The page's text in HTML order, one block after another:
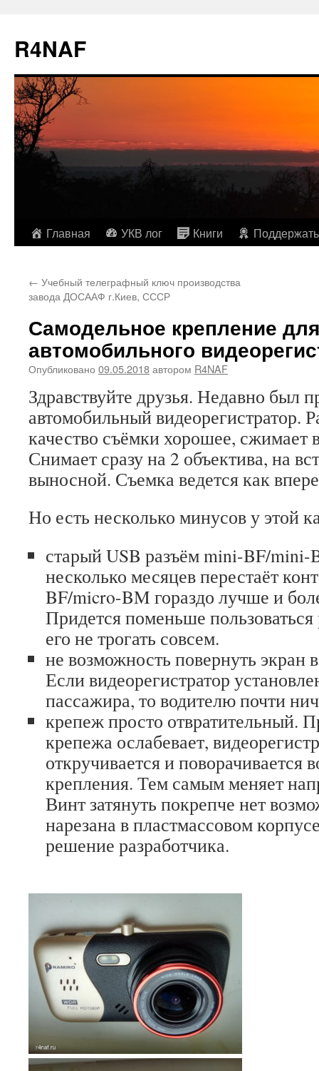
R4NAF
Перейти
содержимому
Главная УКВ лог Книги Поддержать
← Учебный телеграфный ключ производства
завода ДОСААФ г.Киев, СССР
Самодельное крепление для
автомобильного
Опубликовано 09.05.2018автором R4NAF
Здравствуйте друзья. Недавно был
автомобильный видеорегистратор.
качество съёмки хорошее, сжимает
Снимает сразу на 2 объектива, на
выносной. Съемка ведется как
Но есть несколько минусов у этой
старый USB разъём mini-BF/mini-
несколько месяцев перестаёт
BF/micro-BM гораздо лучше и
Придется поменьше
его не трогать совсем.
не возможность повернуть экран
Если видеорегистратор
пассажира, то водителю почти
крепеж просто отвратительный.
крепежа ослабевает,
откручивается и поворачивается
крепления. Тем самым меняет
Винт затянуть покрепче нет
нарезана в пластмассовом
решение разработчика.